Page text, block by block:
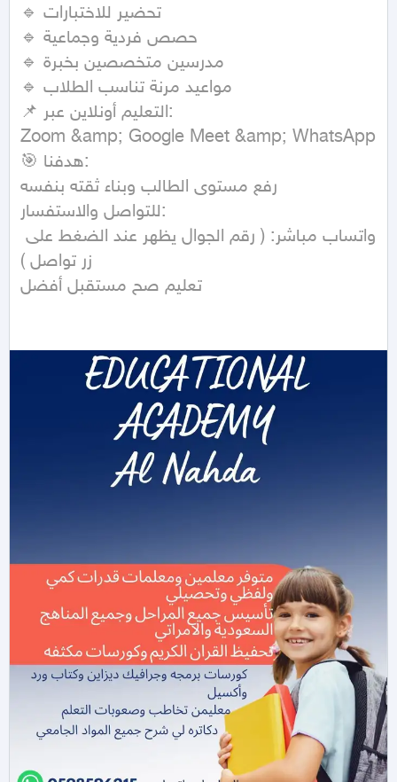
🔹 تحضير للاختبارات
🔹 حصص فردية وجماعية
🔹 مدرسين متخصصين بخبرة
🔹 مواعيد مرنة تناسب الطلاب
📌 التعليم أونلاين عبر:
Zoom &amp; Google Meet &amp; WhatsApp
🎯 هدفنا:
رفع مستوى الطالب وبناء ثقته بنفسه
للتواصل والاستفسار:
زر تواصل )
تعليم صح مستقبل أفضل